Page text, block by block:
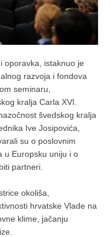
oporavka, istaknuo je
razvoja i fondova
seminaru,
kralja Carla XVI.
švedskog kralja
Ive Josipovića,
su o poslovnim
u Europsku uniju i o
partneri.
okoliša,
hrvatske Vlade na
klime, jačanju